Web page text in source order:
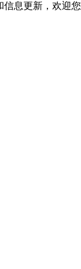
信息更新，欢迎